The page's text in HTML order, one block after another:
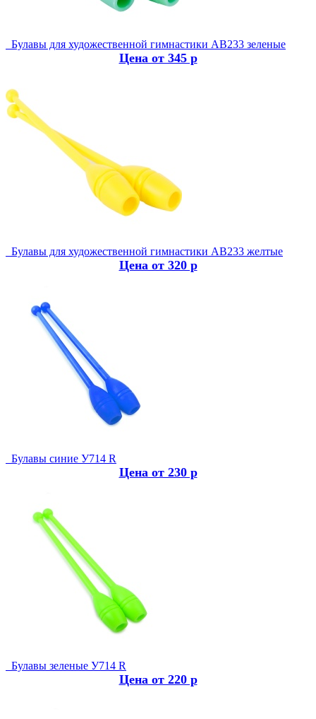
Булавы для художественной гимнастики AB233 зеленые
Цена от 345 р
Булавы для художественной гимнастики AB233 желтые
Цена от 320 р
Булавы синие У714 R
Цена от 230 р
Булавы зеленые У714 R
Цена от 220 р